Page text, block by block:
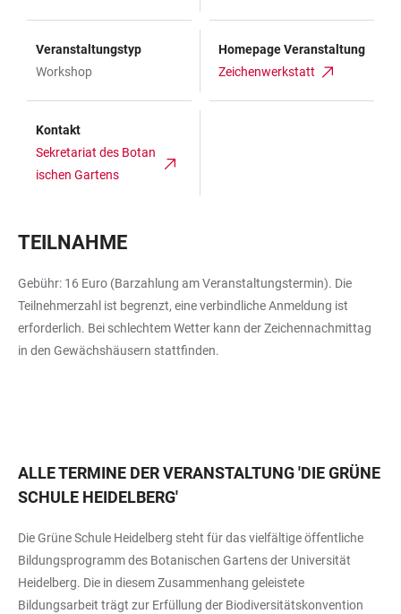
Veranstaltungstyp
Workshop
Homepage Veranstaltung
Zeichenwerkstatt
Kontakt
Sekretariat des Botan
ischen Gartens
TEILNAHME
Gebühr: 16 Euro (Barzahlung am Veranstaltungstermin). Die
Teilnehmerzahl ist begrenzt, eine verbindliche Anmeldung ist
erforderlich. Bei schlechtem Wetter kann der Zeichennachmittag
in den Gewächshäusern stattfinden.
ALLE TERMINE DER VERANSTALTUNG'DIE GRÜNE
SCHULE HEIDELBERG'
Die Grüne Schule Heidelberg steht für das vielfältige öffentliche
Bildungsprogramm des Botanischen Gartens der Universität
Heidelberg. Die in diesem Zusammenhang geleistete
Bildungsarbeit trägt zur Erfüllung der Biodiversitätskonvention